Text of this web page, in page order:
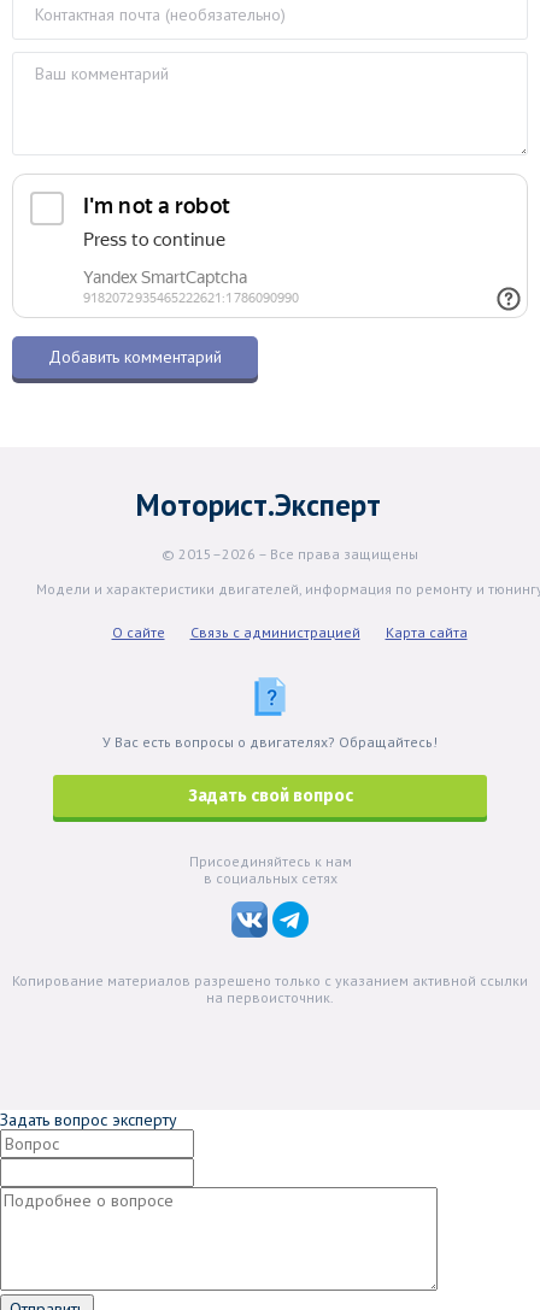
Моторист.Эксперт
© 2015–2026 – Все права защищены
Модели и характеристики двигателей, информация по ремонту и
О сайте Связь с администрацией Карта сайта
У Вас есть вопросы о двигателях? Обращайтесь!
Задать свой вопрос
Присоединяйтесь к нам
в социальных сетях
Копирование материалов разрешено только с указанием активной ссылки
на первоисточник.
Задать вопрос эксперту